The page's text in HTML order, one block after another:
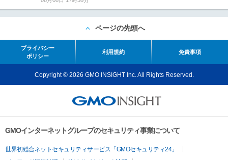
ページの先頭へ
プライバシー
ポリシー
利用規約 免責事項
Copyright © 2026 GMO INSIGHT Inc. All Rights Reserved.
GMOインターネットグループのセキュリティ事業について
世界初総合ネットセキュリティサービス「GMOセキュリティ24」